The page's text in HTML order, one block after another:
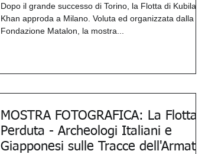
Dopo il grande successo di Torino, la Flotta di Kubilai
Khan approda a Milano. Voluta ed organizzata dalla
Fondazione Matalon, la mostra...
MOSTRA FOTOGRAFICA: La Flotta
Perduta - Archeologi Italiani e
Giapponesi sulle Tracce dell'Armat